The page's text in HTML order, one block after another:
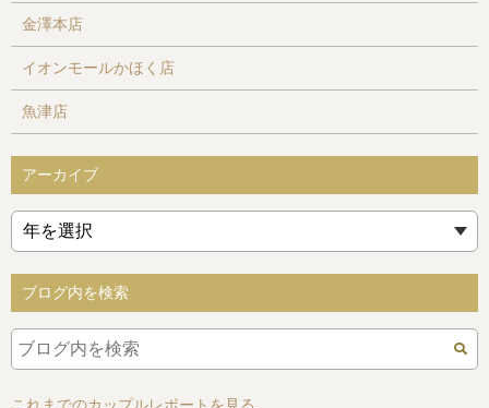
金澤本店
イオンモールかほく店
魚津店
アーカイブ
ブログ内を検索